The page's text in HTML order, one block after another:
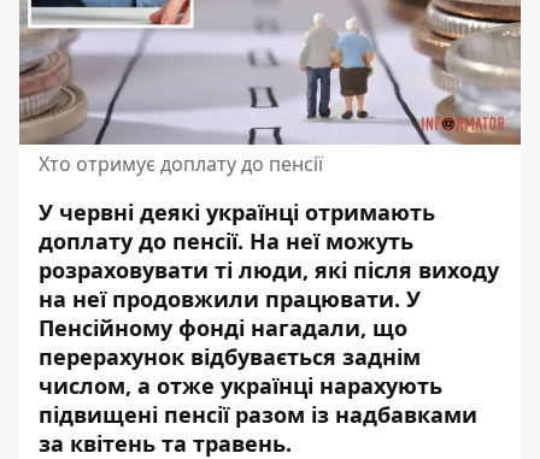
Хто отримує доплату до пенсії
У червні деякі українці отримають
доплату до пенсії. На неї можуть
розраховувати ті люди, які після виходу
на неї продовжили працювати. У
Пенсійному фонді нагадали, що
перерахунок відбувається заднім
числом, а отже українці нарахують
підвищені пенсії разом із надбавками
за квітень та травень.